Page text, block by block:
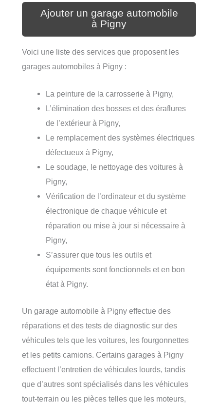
Ajouter un garage automobile
à Pigny
Voici une liste des services que proposent les
garages automobiles à Pigny :
La peinture de la carrosserie à Pigny,
L’élimination des bosses et des éraflures
de l’extérieur à Pigny,
Le remplacement des systèmes électriques
défectueux à Pigny,
Le soudage, le nettoyage des voitures à
Pigny,
Vérification de l’ordinateur et du système
électronique de chaque véhicule et
réparation ou mise à jour si nécessaire à
Pigny,
S’assurer que tous les outils et
équipements sont fonctionnels et en bon
état à Pigny.
Un garage automobile à Pigny effectue des
réparations et des tests de diagnostic sur des
véhicules tels que les voitures, les fourgonnettes
et les petits camions. Certains garages à Pigny
effectuent l’entretien de véhicules lourds, tandis
que d’autres sont spécialisés dans les véhicules
tout-terrain ou les pièces telles que les moteurs,